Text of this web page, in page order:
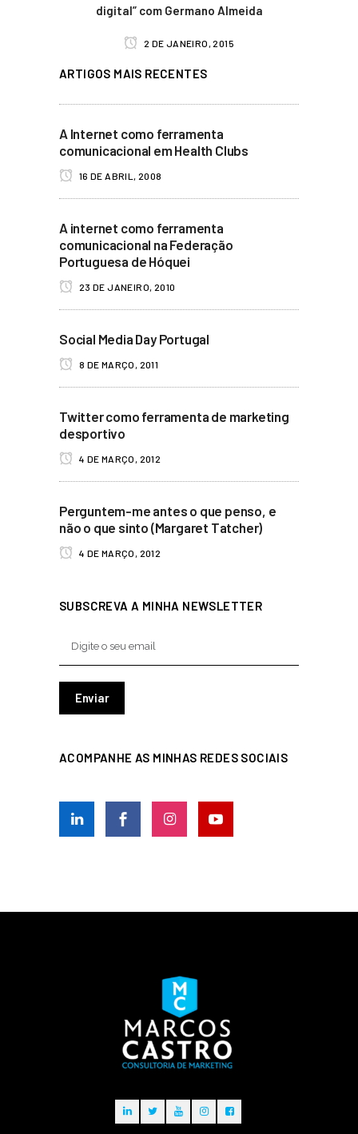
digital” com Germano Almeida
2 DE JANEIRO, 2015
ARTIGOS MAIS RECENTES
A Internet como ferramenta
comunicacional em Health Clubs
16 DE ABRIL, 2008
A internet como ferramenta
comunicacional na Federação
Portuguesa de Hóquei
23 DE JANEIRO, 2010
Social Media Day Portugal
8 DE MARÇO, 2011
Twitter como ferramenta de marketing
desportivo
4 DE MARÇO, 2012
Perguntem-me antes o que penso, e
não o que sinto (Margaret Tatcher)
4 DE MARÇO, 2012
SUBSCREVA A MINHA NEWSLETTER
ACOMPANHE AS MINHAS REDES SOCIAIS